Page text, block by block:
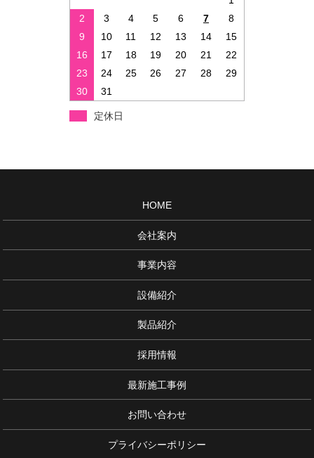
2
3 4 5 6 7
8
9
10 11 12 13 14
15
16
17 18 19 20 21
22
23
24 25 26 27 28
29
30
31
定休日
HOME
会社案内
事業内容
設備紹介
製品紹介
採用情報
最新施工事例
お問い合わせ
プライバシーポリシー